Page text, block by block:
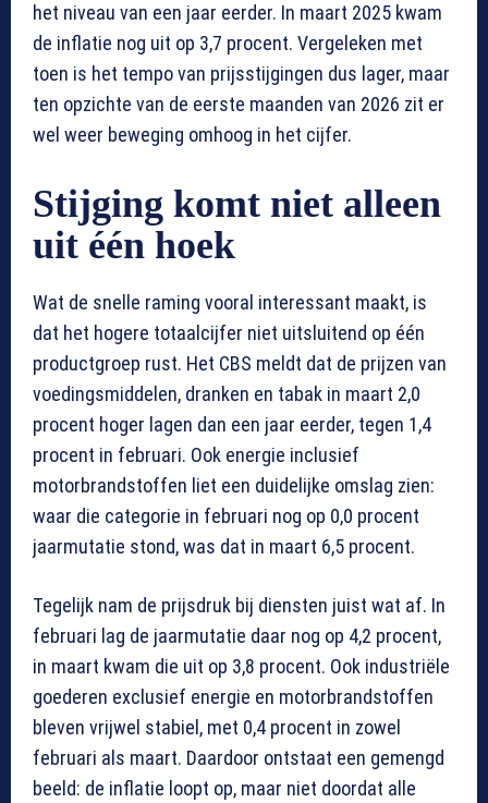
het niveau van een jaar eerder. In maart 2025 kwam
de inflatie nog uit op 3,7 procent. Vergeleken met
toen is het tempo van prijsstijgingen dus lager, maar
ten opzichte van de eerste maanden van 2026 zit er
wel weer beweging omhoog in het cijfer.
Stijging komt niet alleen
uit één hoek
Wat de snelle raming vooral interessant maakt, is
dat het hogere totaalcijfer niet uitsluitend op één
productgroep rust. Het CBS meldt dat de prijzen van
voedingsmiddelen, dranken en tabak in maart 2,0
procent hoger lagen dan een jaar eerder, tegen 1,4
procent in februari. Ook energie inclusief
motorbrandstoffen liet een duidelijke omslag zien:
waar die categorie in februari nog op 0,0 procent
jaarmutatie stond, was dat in maart 6,5 procent.
Tegelijk nam de prijsdruk bij diensten juist wat af. In
februari lag de jaarmutatie daar nog op 4,2 procent,
in maart kwam die uit op 3,8 procent. Ook industriële
goederen exclusief energie en motorbrandstoffen
bleven vrijwel stabiel, met 0,4 procent in zowel
februari als maart. Daardoor ontstaat een gemengd
beeld: de inflatie loopt op, maar niet doordat alle